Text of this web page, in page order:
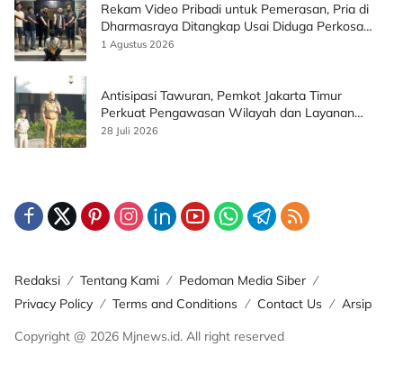
Rekam Video Pribadi untuk Pemerasan, Pria di
Dharmasraya Ditangkap Usai Diduga Perkosa
Korban
1 Agustus 2026
Antisipasi Tawuran, Pemkot Jakarta Timur
Perkuat Pengawasan Wilayah dan Layanan
Publik
28 Juli 2026
Redaksi Tentang Kami
Pedoman Media Siber
Privacy Policy
Terms and Conditions Contact Us
Arsip
Copyright @ 2026 Mjnews.id. All right reserved